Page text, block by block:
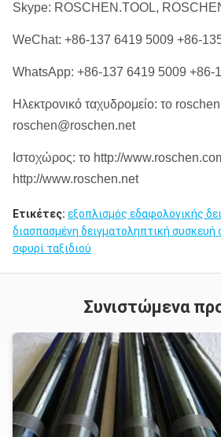
Skype: ROSCHEN.TOOL,
WeChat: +86-137 6419 5009 +86-
WhatsApp: +86-137 6419 5009 +86-
Ηλεκτρονικό ταχυδρομείο: το
roschen@roschen.net
Ιστοχώρος: το http://
http://www.roschen.net
Ετικέτες: εξοπλισμός εδαφολογικής
διασπασμένη δειγματοληπτική
σφυρί ταξιδιού
Συνιστώμενα